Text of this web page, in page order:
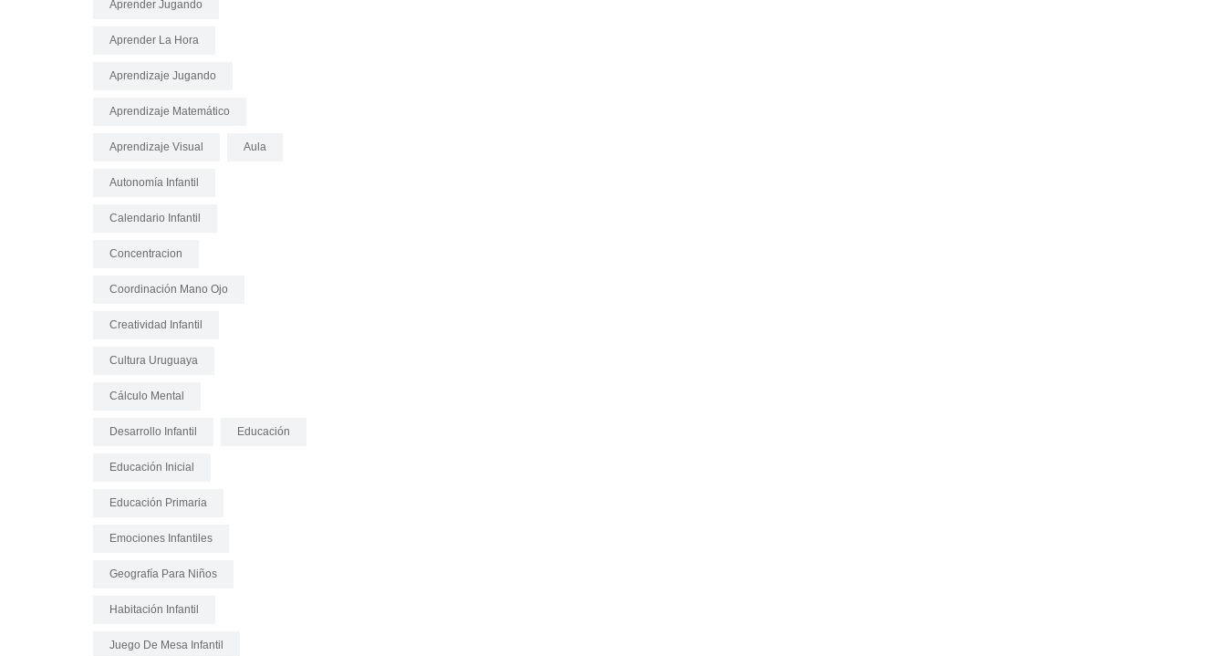
Aprender Jugando
Aprender La Hora
Aprendizaje Jugando
Aprendizaje Matemático
Aprendizaje Visual Aula
Autonomía Infantil
Calendario Infantil
Concentracion
Coordinación Mano Ojo
Creatividad Infantil
Cultura Uruguaya
Cálculo Mental
Desarrollo Infantil Educación
Educación Inicial
Educación Primaria
Emociones Infantiles
Geografía Para Niños
Habitación Infantil
Juego De Mesa Infantil